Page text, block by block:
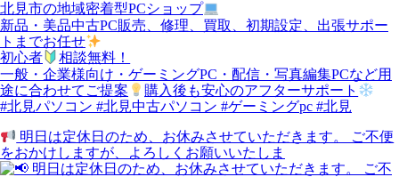
北見市の地域密着型PCショップ
新品・美品中古PC販売、修理、買取、初期設定、出張サポー
トまでお任せ
初心者
相談無料！
一般・企業様向け・ゲーミングPC・配信・写真編集PCなど用
途に合わせてご提案
購入後も安心のアフターサポート
#北見パソコン #北見中古パソコン #ゲーミングpc #北見
明日は定休日のため、お休みさせていただきます。 ご不便
をおかけしますが、よろしくお願いいたしま